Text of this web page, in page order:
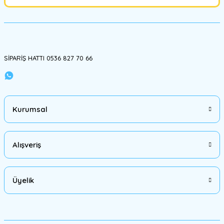
SİPARİŞ HATTI 0536 827 70 66
Kurumsal
Alışveriş
Üyelik